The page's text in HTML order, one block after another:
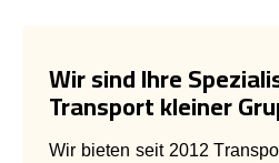
Wir sind Ihre
Transport kleiner
Wir bieten seit 2012